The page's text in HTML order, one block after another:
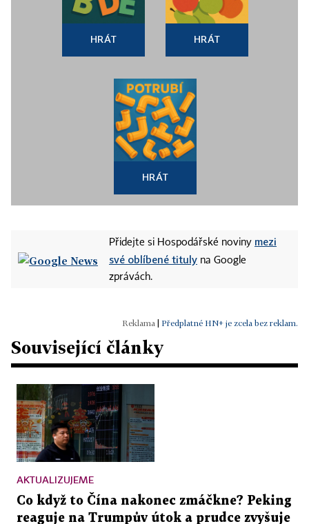
HRÁT HRÁT
HRÁT
Přidejte si Hospodářské noviny mezi
své oblíbené tituly na Google
zprávách.
Předplatné HN+ je zcela bez reklam.
Související články
AKTUALIZUJEME
Co když to Čína nakonec zmáčkne? Peking
reaguje na Trumpův útok a prudce zvyšuje